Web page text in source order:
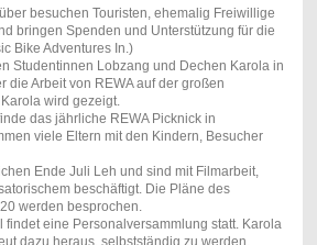
besuchen Touristen, ehemalig Freiwillige
bringen Spenden und Unterstützung für die
Bike Adventures In.)
Lobzang und Dechen Karola in
die Arbeit von REWA auf der großen
wird gezeigt.
das jährliche REWA Picknick in
viele Eltern mit den Kindern, Besucher
Ende Juli Leh und sind mit Filmarbeit,
beschäftigt. Die Pläne des
werden besprochen.
eine Personalversammlung statt. Karola